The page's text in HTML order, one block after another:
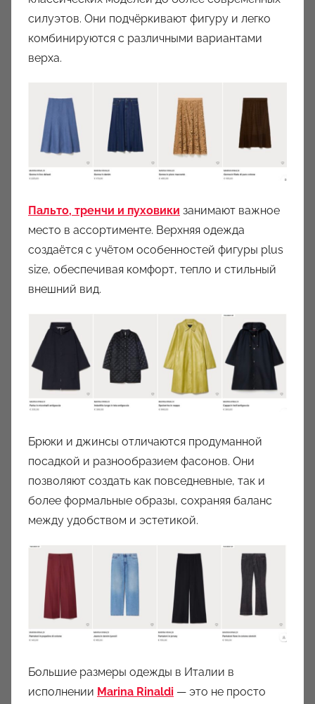
силуэтов. Они подчёркивают фигуру и легко
комбинируются с различными вариантами
верха.
Пальто, тренчи и пуховики занимают важное
место в ассортименте. Верхняя одежда
создаётся с учётом особенностей фигуры plus
size, обеспечивая комфорт, тепло и стильный
внешний вид.
Брюки и джинсы отличаются продуманной
посадкой и разнообразием фасонов. Они
позволяют создать как повседневные, так и
более формальные образы, сохраняя баланс
между удобством и эстетикой.
Большие размеры одежды в Италии в
исполнении Marina Rinaldi — это не просто